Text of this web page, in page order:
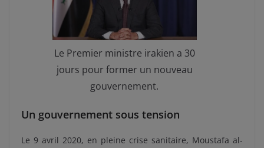
Le Premier ministre irakien a 30
jours pour former un nouveau
gouvernement.
Un gouvernement sous tension
Le 9 avril 2020, en pleine crise sanitaire, Moustafa al-